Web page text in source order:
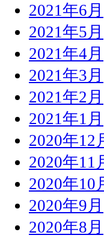
2021年6月
2021年5月
2021年4月
2021年3月
2021年2月
2021年1月
2020年12
2020年11
2020年10
2020年9月
2020年8月